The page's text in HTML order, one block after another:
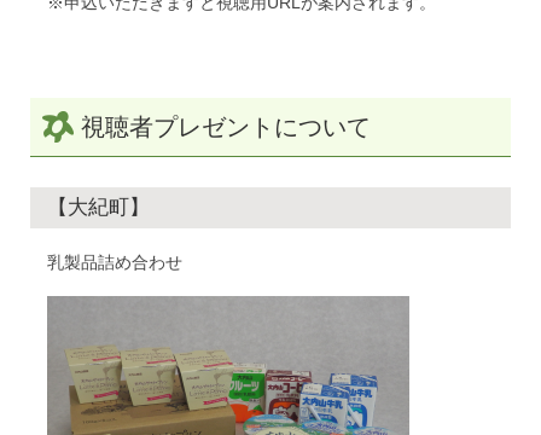
視聴者プレゼントについて
【大紀町】
乳製品詰め合わせ